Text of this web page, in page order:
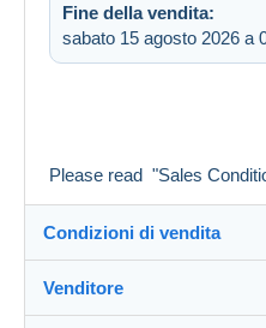
Fine della vendita:
sabato 15 agosto 2026 a
Please read "Sales
Condizioni di vendita
Destinazione:
Venditore